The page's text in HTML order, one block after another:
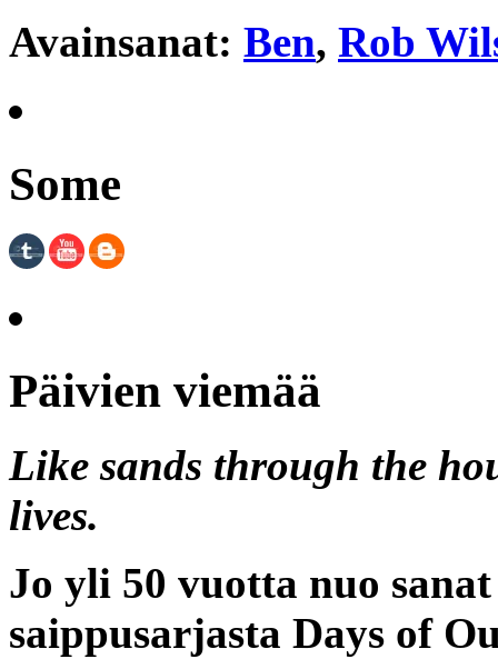
Avainsanat: Ben, Rob
Some
Päivien viemää
Like sands through the
lives.
Jo yli 50 vuotta nuo
saippusarjasta Days of